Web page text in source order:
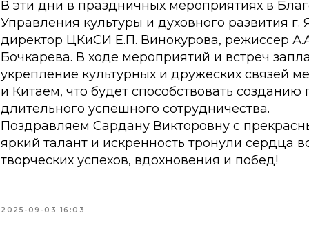
В эти дни в праздничных мероприятиях в
Управления культуры и духовного развития
директор ЦКиСИ Е.П. Винокурова, режиссер
Бочкарева. В ходе мероприятий и встреч
укрепление культурных и дружеских связей
и Китаем, что будет способствовать
длительного успешного сотрудничества.
Поздравляем Сардану Викторовну с
яркий талант и искренность тронули сердца
творческих успехов, вдохновения и побед!
2025-09-03 16:03